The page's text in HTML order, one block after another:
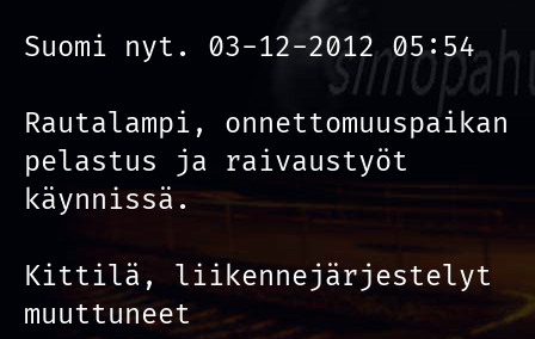
Suomi nyt. 03-12-2012 05:54
Rautalampi, onnettomuuspaikan
pelastus ja raivaustyöt
käynnissä.
Kittilä, liikennejärjestelyt
muuttuneet